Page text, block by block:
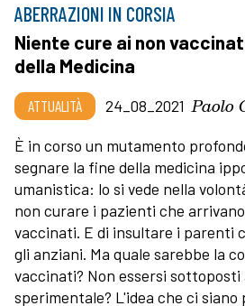
ABERRAZIONI IN CORSIA
Niente cure ai non
della Medicina
ATTUALITÀ 24_08_2021 Paolo
È in corso un mutamento
segnare la fine della medicina
umanistica: lo si vede nella
non curare i pazienti che
vaccinati. E di insultare i parenti
gli anziani. Ma quale sarebbe la
vaccinati? Non essersi sottoposti
sperimentale? L'idea che ci